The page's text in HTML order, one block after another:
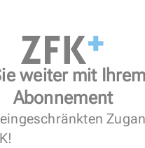
weiter mit
Abonnement